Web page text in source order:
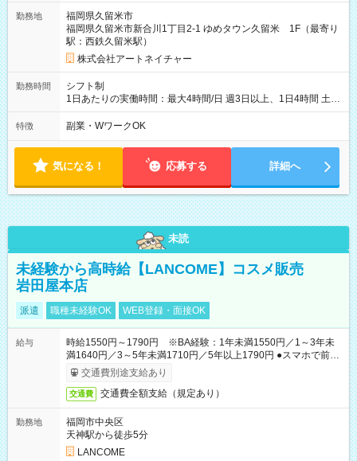
勤務地
福岡県久留米市
福岡県久留米市新合川1丁目2-1 ゆめタウン久留米 1F（最寄り
駅：西鉄久留米駅）
株式会社アートネイチャー
勤務時間
シフト制
1日あたりの実働時間：最大4時間/日 週3日以上、1日4時間 土曜
や日曜のお休みも応相談 17:10～21:10 「昼間のレジの仕事とW
ワークで働きたい」 「夕食後の空いている時間を有効活用した
特徴 副業・WワークOK
気になる！ 応募する 詳細へ
未読
未経験から高時給【LANCOME】コスメ販売
岩田屋本店
派遣 職種未経験OK WEB登録・面接OK
給与
時給1550円～1790円 ※BA経験：1年未満1550円／1～3年未
満1640円／3～5年未満1710円／5年以上1790円 ●スマホで前払
いOK（※上限、条件あり）
交通費別途支給あり
交通費 交通費全額支給（規定あり）
勤務地
福岡市中央区
天神駅から徒歩5分
LANCOME